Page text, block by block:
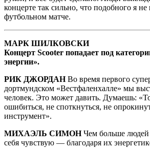
концерте так сильно, что подобного я
футбольном матче.
МАРК ШИЛКОВСКИ
Концерт Scooter попадает под
энергии».
РИК ДЖОРДАНВо время первого
дортмундском «Вестфаленхалле» мы
человек. Это может давить. Думаешь:
ошибиться, не споткнуться, не
инструмент».
МИХАЭЛЬ СИМОНЧем больше людей
себя чувствую — благодаря их